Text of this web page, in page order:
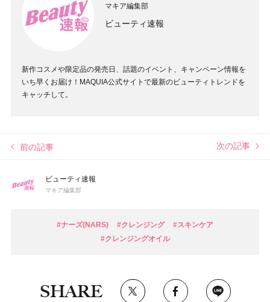
マキア編集部
ビューティ速報
新作コスメや限定品の発売日、話題のイベント、キャンペーン情報を
いち早くお届け！MAQUIA公式サイトで最新のビューティトレンドを
キャッチして。
前の記事 次の記事
ビューティ速報
マキア編集部
#ナーズ(NARS) #クレンジング
#スキンケア
#クレンジングオイル
SHARE